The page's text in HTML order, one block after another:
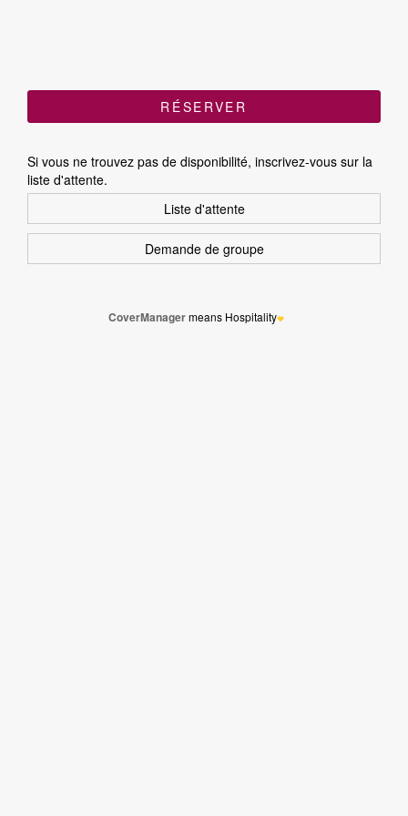
Si vous ne trouvez pas de disponibilité, inscrivez-vous sur la
liste d'attente.
CoverManagermeans Hospitality